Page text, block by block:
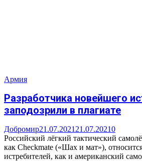
Армия
Разработчика новейшего
заподозрили в плагиате
Добромир21.07.2021 21.07.20210
Российский лёгкий тактический
как Сheckmate («Шах и мат»),
истребителей, как и американский